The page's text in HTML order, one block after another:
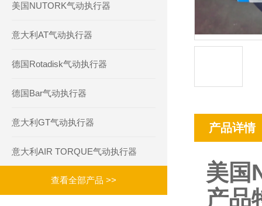
美国NUTORK气动执行器
意大利AT气动执行器
德国Rotadisk气动执行器
德国Bar气动执行器
意大利GT气动执行器
意大利AIR TORQUE气动执行器
查看全部产品 >>
产品详情
美国
产品